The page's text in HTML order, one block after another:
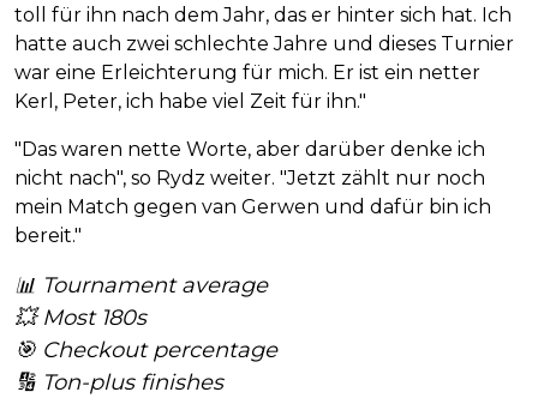
toll für ihn nach dem Jahr, das er hinter sich hat. Ich
hatte auch zwei schlechte Jahre und dieses Turnier
war eine Erleichterung für mich. Er ist ein netter
Kerl, Peter, ich habe viel Zeit für ihn."
"Das waren nette Worte, aber darüber denke ich
nicht nach", so Rydz weiter. "Jetzt zählt nur noch
mein Match gegen van Gerwen und dafür bin ich
bereit."
📊 Tournament average
💥 Most 180s
🎯 Checkout percentage
🔢 Ton-plus finishes